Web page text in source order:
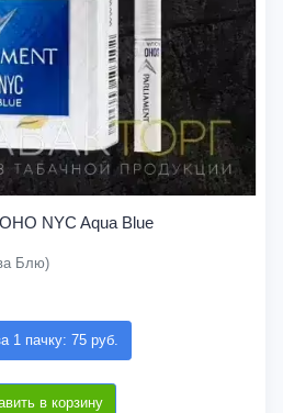
NYC Aqua Blue
Блю)
1 пачку: 75 руб.
в корзину